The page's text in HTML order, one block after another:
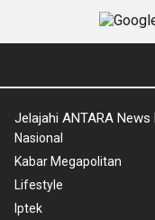
Jelajahi ANTARA
Nasional
Kabar Megapolitan
Lifestyle
Iptek